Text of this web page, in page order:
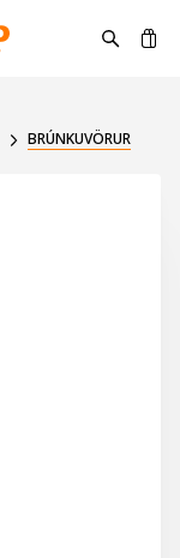
BRÚNKUVÖRUR